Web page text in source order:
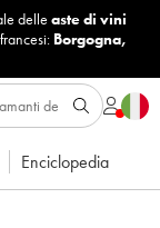
delle aste di vini
Borgogna,
Enciclopedia